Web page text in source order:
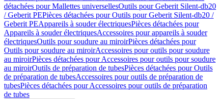
détachées pour Mallettes universellesOutils pour Geberit Silent-db20
/ Geberit PEPièces détachées pour Outils pour Geberit Silent-db20 /
Geberit PEAppareils à souder électriquesPièces détachées pour
Appareils à souder électriquesAccessoires pour appareils à souder
électriquesOutils pour soudure au miroirPièces détachées pour
Outils pour soudure au miroirAccessoires pour outils pour soudure
au miroirPièces détachées pour Accessoires pour outils pour soudure
au miroirOutils de préparation de tubesPièces détachées pour Outils
de préparation de tubesAccessoires pour outils de préparation de
tubesPièces détachées pour Accessoires pour outils de préparation
de tubes